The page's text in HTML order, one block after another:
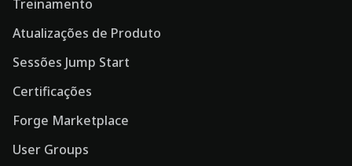
Treinamento
Atualizações de Produto
Sessões Jump Start
Certificações
Forge Marketplace
User Groups